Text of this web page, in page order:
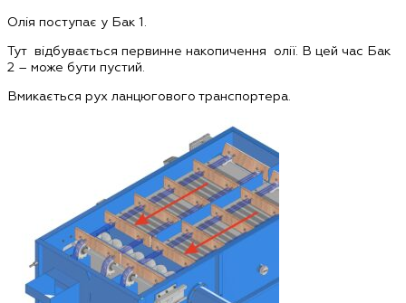
Олія поступає у Бак 1.
Тут відбувається первинне накопичення олії. В цей час Бак
2 – може бути пустий.
Вмикається рух ланцюгового транспортера.